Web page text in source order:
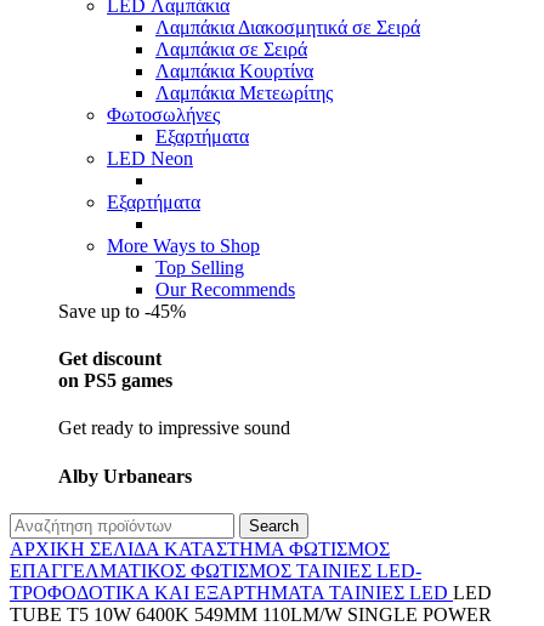
LED Λαμπάκια
Λαμπάκια Διακοσμητικά σε Σειρά
Λαμπάκια σε Σειρά
Λαμπάκια Κουρτίνα
Λαμπάκια Μετεωρίτης
Φωτοσωλήνες
Εξαρτήματα
LED Neon
Εξαρτήματα
More Ways to Shop
Top Selling
Our Recommends
Save up to -45%
Get discount
on PS5 games
Get ready to impressive sound
Alby Urbanears
Search
ΑΡΧΙΚΉ ΣΕΛΊΔΑ ΚΑΤΆΣΤΗΜΑ ΦΩΤΙΣΜΌΣ
ΕΠΑΓΓΕΛΜΑΤΙΚΟΣ ΦΩΤΙΣΜΌΣ ΤΑΙΝΊΕΣ LED-
ΤΡΟΦΟΔΟΤΙΚΆ ΚΑΙ ΕΞΑΡΤΉΜΑΤΑ ΤΑΙΝΊΕΣ LED LED
TUBE T5 10W 6400K 549MM 110LM/W SINGLE POWER